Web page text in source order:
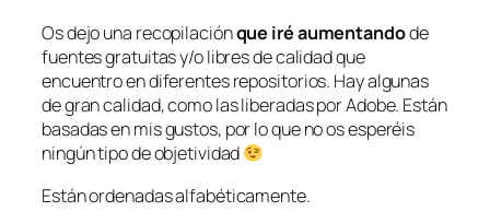
Os dejo una recopilaciónque iré aumentandode
fuentes gratuitas y/o libres de calidad que
encuentro en diferentes repositorios. Hay algunas
de gran calidad, como las liberadas por Adobe. Están
basadas en mis gustos, por lo que no os esperéis
ningún tipo de objetividad
Están ordenadas alfabéticamente.